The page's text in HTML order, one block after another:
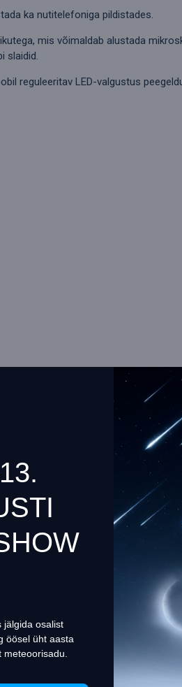
to ensure you get the best
ka nutitelefoniga pildistades.
mis võimaldab alustada
slaidid.
reguleeritav LED-valgustus
Diaphragm disc (6 apertures)
jälgida osalist
öösel üht aasta